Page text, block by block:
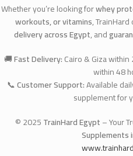
Whether you’re looking forwhey
workouts, or vitamins,
delivery across Egypt, and
🚚Fast Delivery:Cairo & Giza
within 48
📞Customer Support:Available
supplement for
© 2025TrainHard Egypt– Your
Supplements